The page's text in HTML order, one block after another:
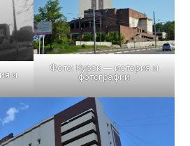
и
Фото: Курск — история и
фотографии